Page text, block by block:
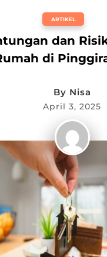
ARTIKEL
dan
di
By Nisa
April 3, 2025